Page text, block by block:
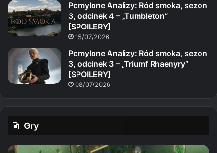
Pomylone Analizy: Ród smoka, sezon
3, odcinek 4 – „Tumbleton”
[SPOILERY]
15/07/2026
Pomylone Analizy: Ród smoka, sezon
3, odcinek 3 – „Triumf Rhaenyry”
[SPOILERY]
08/07/2026
Gry